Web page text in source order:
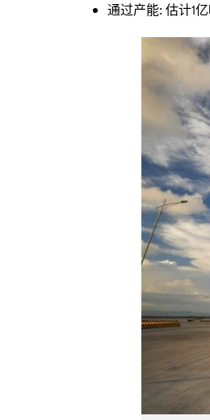
通过产能: 估计1